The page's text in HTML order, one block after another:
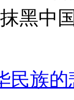
黑中
民族的